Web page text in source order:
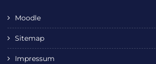
Moodle
Sitemap
Impressum